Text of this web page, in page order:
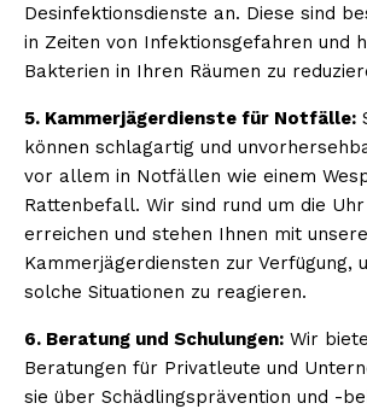
Desinfektionsdienste an. Diese sind
in Zeiten von Infektionsgefahren und
Bakterien in Ihren Räumen zu
5. Kammerjägerdienste für Notfälle:
können schlagartig und
vor allem in Notfällen wie einem
Rattenbefall. Wir sind rund um die
erreichen und stehen Ihnen mit
Kammerjägerdiensten zur Verfügung,
solche Situationen zu reagieren.
6. Beratung und Schulungen: Wir
Beratungen für Privatleute und
sie über Schädlingsprävention und -